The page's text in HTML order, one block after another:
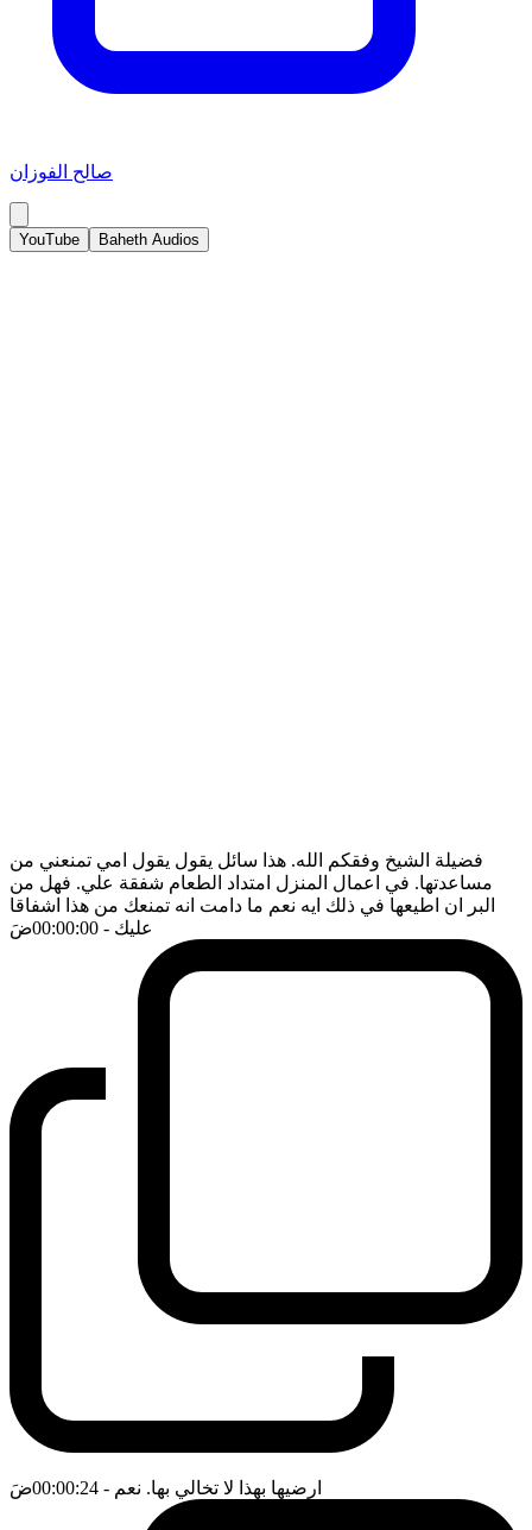
صالح الفوزان
YouTube Baheth Audios
فضيلة الشيخ وفقكم الله. هذا سائل يقول يقول امي تمنعني من
مساعدتها. في اعمال المنزل امتداد الطعام شفقة علي. فهل من
البر ان اطيعها في ذلك ايه نعم ما دامت انه تمنعك من هذا اشفاقا
عليك - 00:00:00 ضَ
ارضيها بهذا لا تخالي بها. نعم - 00:00:24 ضَ